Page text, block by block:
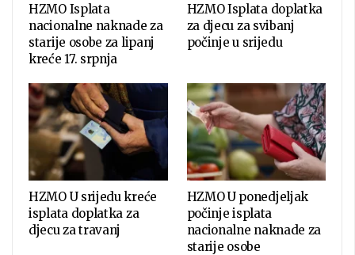
HZMO Isplata
nacionalne naknade za
starije osobe za lipanj
kreće 17. srpnja
HZMO Isplata doplatka
za djecu za svibanj
počinje u srijedu
HZMO U srijedu kreće
isplata doplatka za
djecu za travanj
HZMO U ponedjeljak
počinje isplata
nacionalne naknade za
starije osobe